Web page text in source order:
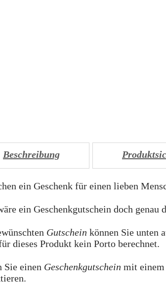
Beschreibung
ein Geschenk für einen lieben
ein Geschenkgutschein doch genau
Gutschein können Sie unten
dieses Produkt kein Porto berechnet.
Sie einen Geschenkgutschein mit einem